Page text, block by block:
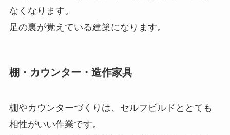
なくなります。
足の裏が覚えている建築になります。
棚・カウンター・造作家具
棚やカウンターづくりは、セルフビルドととても
相性がいい作業です。